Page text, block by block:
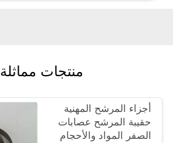
اطلب
اقتباس
منتجات مماثلة
أجزاء المرشح المهنية
حقيبة المرشح عصابات
الصفر المواد والأحجام